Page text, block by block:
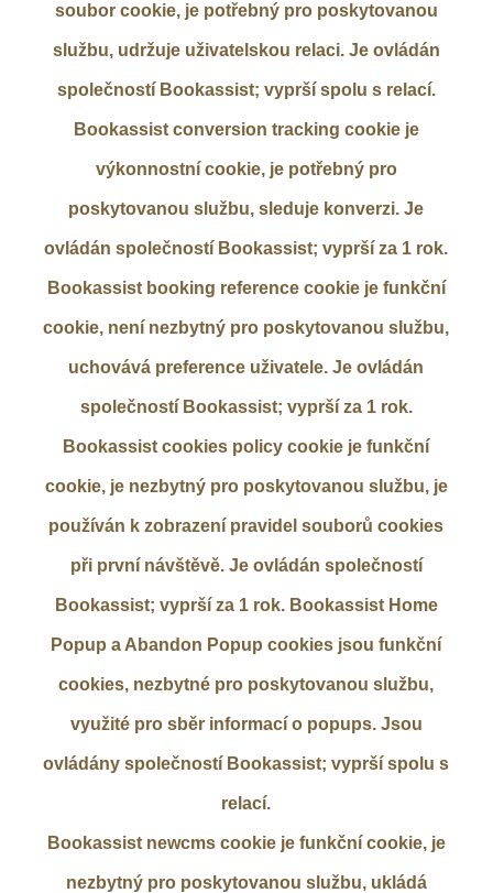
soubor cookie, je potřebný pro poskytovanou
službu, udržuje uživatelskou relaci. Je ovládán
společností Bookassist; vyprší spolu s relací.
Bookassist conversion tracking cookie je
výkonnostní cookie, je potřebný pro
poskytovanou službu, sleduje konverzi. Je
ovládán společností Bookassist; vyprší za 1 rok.
Bookassist booking reference cookie je funkční
cookie, není nezbytný pro poskytovanou službu,
uchovává preference uživatele. Je ovládán
společností Bookassist; vyprší za 1 rok.
Bookassist cookies policy cookie je funkční
cookie, je nezbytný pro poskytovanou službu, je
používán k zobrazení pravidel souborů cookies
při první návštěvě. Je ovládán společností
Bookassist; vyprší za 1 rok. Bookassist Home
Popup a Abandon Popup cookies jsou funkční
cookies, nezbytné pro poskytovanou službu,
využité pro sběr informací o popups. Jsou
ovládány společností Bookassist; vyprší spolu s
relací.
Bookassist newcms cookie je funkční cookie, je
nezbytný pro poskytovanou službu, ukládá